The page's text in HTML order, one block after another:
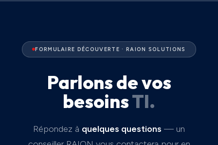
FORMULAIRE DÉCOUVERTE · RAION SOLUTIONS
Parlons de vos
besoinsTI.
Répondez à quelques questions — un